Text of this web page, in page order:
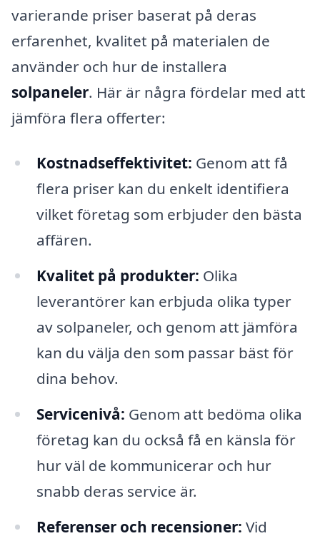
varierande priser baserat på deras
erfarenhet, kvalitet på materialen de
använder och hur de installera
solpaneler. Här är några fördelar med att
jämföra flera offerter:
Kostnadseffektivitet: Genom att få
flera priser kan du enkelt identifiera
vilket företag som erbjuder den bästa
affären.
Kvalitet på produkter: Olika
leverantörer kan erbjuda olika typer
av solpaneler, och genom att jämföra
kan du välja den som passar bäst för
dina behov.
Servicenivå: Genom att bedöma olika
företag kan du också få en känsla för
hur väl de kommunicerar och hur
snabb deras service är.
Referenser och recensioner: Vid